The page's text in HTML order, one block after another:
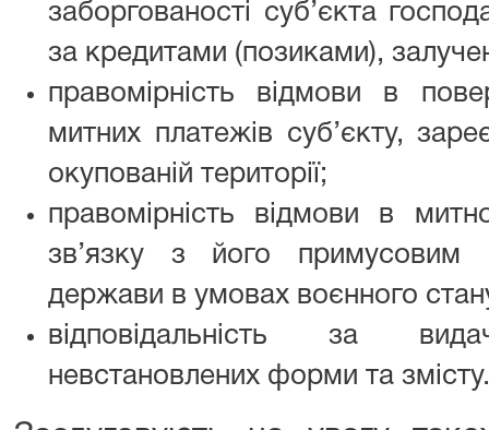
заборгованості суб’єкта
за кредитами (позиками),
правомірність відмови в
митних платежів суб’єкту,
окупованій території;
правомірність відмови в
зв’язку з його примусовим
держави в умовах воєнного
відповідальність за
невстановлених форми та змісту.